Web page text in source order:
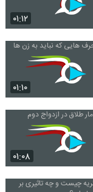
۰۱:۱۲
۰۱:۱۰
۰۱:۰۸